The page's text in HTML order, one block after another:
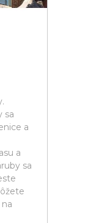
sa
a
a
sa